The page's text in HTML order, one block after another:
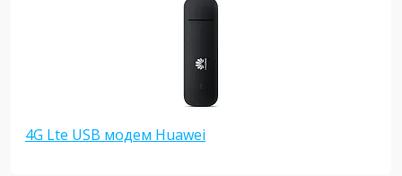
4G Lte USB модем Huawei